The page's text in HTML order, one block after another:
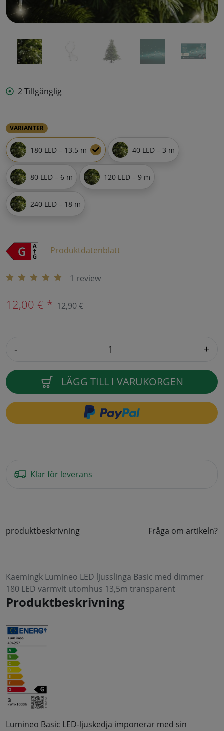
2 Tillgänglig
VARIANTER
180 LED – 13.5 m 40 LED – 3 m
80 LED – 6 m 120 LED – 9 m
240 LED – 18 m
Produktdatenblatt
1 review
12,00 € * 12,90 €
- +
LÄGG TILL I VARUKORGEN
Klar för leverans
produktbeskrivning Fråga om artikeln?
Kaemingk Lumineo LED ljusslinga Basic med dimmer
180 LED varmvit utomhus 13,5m transparent
Produktbeskrivning
Lumineo Basic LED-ljuskedja imponerar med sin